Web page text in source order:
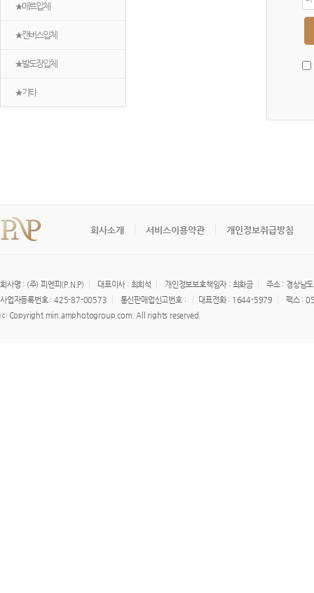
★매트입체
★캔버스입체
★발도장입체
★기타
번
회사소개 서비스이용약관 개인정보취급방침
회사명 : (주) 피엔피(P.N.P) 대표이사 : 최희석 개인정보보호책임자 : 최화금
주소 : 경상남
사업자등록번호 : 425-87-00573
통신판매업신고번호 : 대표전화 : 1644-5979
팩스 :
ⓒ Copyright min.amphotogroup.com. All rights reserved.